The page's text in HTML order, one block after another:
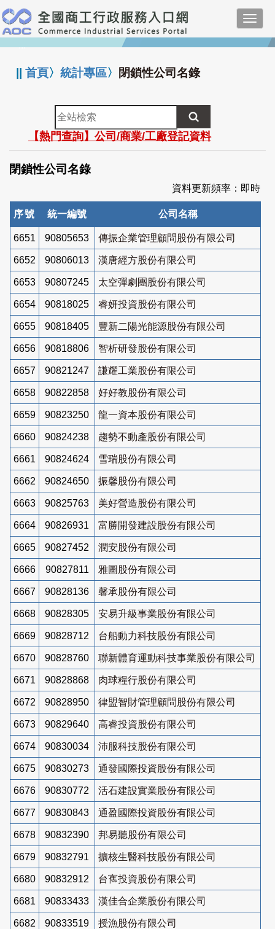
跳
到
主
要
:::
||首頁〉統計專區〉 閉鎖性公司名錄
全
站
檢
索
【熱門查詢】公司/商業/工廠登記資料
閉鎖性公司名錄
資料更新頻率：即時
序號 統一編號 公司名稱
6651 90805653 傳振企業管理顧問股份有限公司
6652 90806013 漢唐經方股份有限公司
6653 90807245 太空彈劇團股份有限公司
6654 90818025 睿妍投資股份有限公司
6655 90818405 豐新二陽光能源股份有限公司
6656 90818806 智析研發股份有限公司
6657 90821247 謙耀工業股份有限公司
6658 90822858 好好教股份有限公司
6659 90823250 龍一資本股份有限公司
6660 90824238 趨勢不動產股份有限公司
6661 90824624 雪瑞股份有限公司
6662 90824650 振馨股份有限公司
6663 90825763 美好營造股份有限公司
6664 90826931 富勝開發建設股份有限公司
6665 90827452 潤安股份有限公司
6666 90827811 雅圖股份有限公司
6667 90828136 馨承股份有限公司
6668 90828305 安易升級事業股份有限公司
6669 90828712 台船動力科技股份有限公司
6670 90828760 聯新體育運動科技事業股份有限公司
6671 90828868 肉球糧行股份有限公司
6672 90828950 律盟智財管理顧問股份有限公司
6673 90829640 高睿投資股份有限公司
6674 90830034 沛服科技股份有限公司
6675 90830273 通發國際投資股份有限公司
6676 90830772 活石建設實業股份有限公司
6677 90830843 通盈國際投資股份有限公司
6678 90832390 邦易聽股份有限公司
6679 90832791 擴核生醫科技股份有限公司
6680 90832912 台寯投資股份有限公司
6681 90833433 漢佳合企業股份有限公司
6682 90833519 授漁股份有限公司